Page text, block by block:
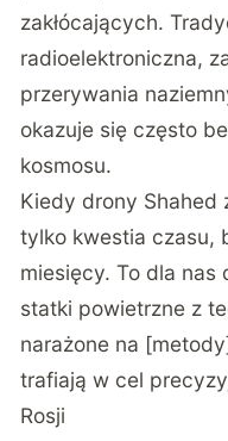
zakłócających.
radioelektroniczna,
przerywania
okazuje się często
kosmosu.
Kiedy drony Shahed
tylko kwestia czasu,
miesięcy. To dla nas
statki powietrzne z
narażone na
trafiają w cel
Rosji